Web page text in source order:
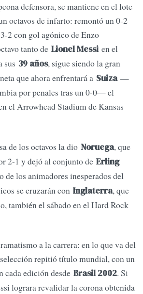
defensora, se mantiene en el lote
octavos de infarto: remontó un 0-2
2 con gol agónico de Enzo
tanto de Lionel Messi en el
sus 39 años, sigue siendo la gran
que ahora enfrentará a Suiza—
por penales tras un 0-0— el
el Arrowhead Stadium de Kansas
de los octavos la dio Noruega, que
2-1 y dejó al conjunto de Erling
de los animadores inesperados del
se cruzarán con Inglaterra, que
también el sábado en el Hard Rock
a la carrera: en lo que va del
repitió título mundial, con un
cada edición desde Brasil 2002. Si
lograra revalidar la corona obtenida